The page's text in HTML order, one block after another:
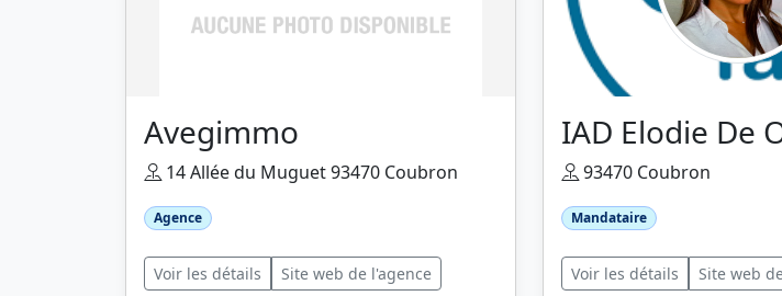
Avegimmo
14 Allée du Muguet 93470 Coubron
Agence
Voir les détails Site web de l'agence
IAD Elodie De
93470 Coubron
Mandataire
Voir les détails Site web